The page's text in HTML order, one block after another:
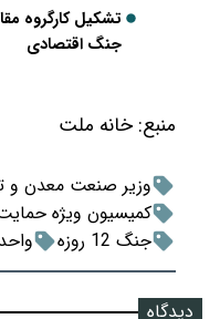
تشکیل کارگروه
جنگ اقتصادی
منبع: خانه ملت
وزیر صنعت معدن و
کمیسیون ویژه
جنگ 12 روزه
دیدگاه